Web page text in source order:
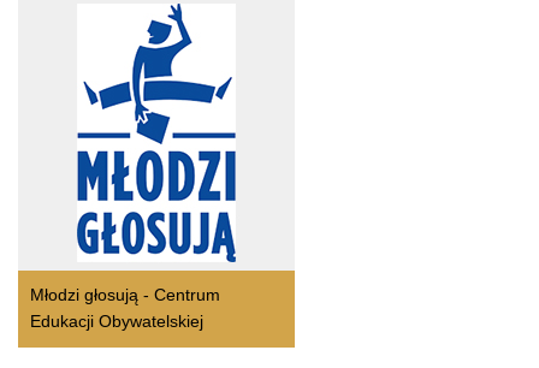
Młodzi głosują - Centrum
Edukacji Obywatelskiej